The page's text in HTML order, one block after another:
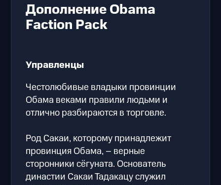
Дополнение Obama
Faction Pack
Управленцы
Честолюбивые владыки провинции
Обама веками правили людьми и
отлично разбираются в торговле.
Род Сакаи, которому принадлежит
провинция Обама, – верные
сторонники сёгуната. Основатель
династии Сакаи Тадакацу служил